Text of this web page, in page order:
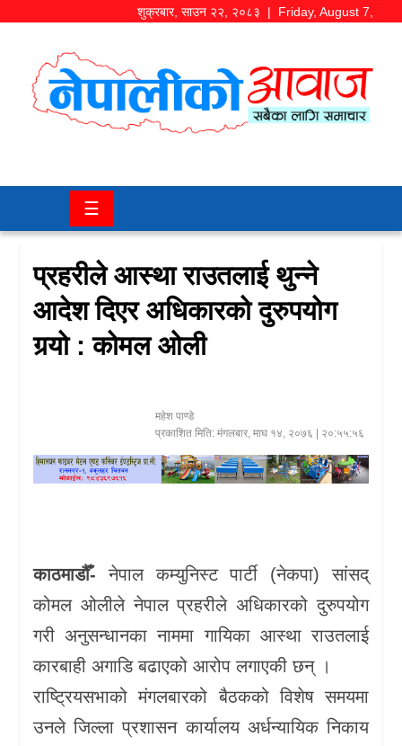
शुक्रबार, साउन २२, २०८३ | Friday, August 7,
समाज/
चितवन
मनोरञ्जन
बजार
प्रदेश
स्वास्थ्य/
रोचक
विचार/
अन्तर्वार्ता
☰
प्रहरीले आस्था राउतलाई थुन्ने
आदेश दिएर अधिकारको दुरुपयोग
गर्‍यो : कोमल ओली
महेश पाण्डे
प्रकाशित मिति: मंगलबार, माघ १४, २०७६ | २०:५५:५६
काठमाडौँ- नेपाल कम्युनिस्ट पार्टी (नेकपा) सांसद्
कोमल ओलीले नेपाल प्रहरीले अधिकारको दुरुपयोग
गरी अनुसन्धानका नाममा गायिका आस्था राउतलाई
कारबाही अगाडि बढाएको आरोप लगाएकी छन् ।
राष्ट्रियसभाको मंगलबारको बैठकको विशेष समयमा
उनले जिल्ला प्रशासन कार्यालय अर्धन्यायिक निकाय